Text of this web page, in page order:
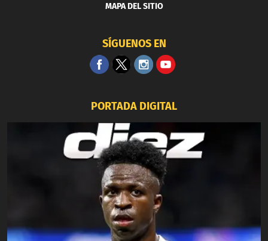
MAPA DEL SITIO
SÍGUENOS EN
PORTADA DIGITAL